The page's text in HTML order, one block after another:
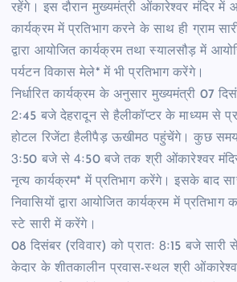
रहेंगे। इस दौरान मुख्यमंत्री ओंकारेश्वर मंदिर में
कार्यक्रम में प्रतिभाग करने के साथ ही ग्राम
द्वारा आयोजित कार्यक्रम तथा स्यालसौड़ में
पर्यटन विकास मेले* में भी प्रतिभाग करेंगे।
निर्धारित कार्यक्रम के अनुसार मुख्यमंत्री 07
2ः45 बजे देहरादून से हैलीकाॅप्टर के माध्यम से
होटल रिजेंटा हैलीपैड़ ऊखीमठ पहुंचेंगे। कुछ
3ः50 बजे से 4ः50 बजे तक श्री ओंकारेश्वर
नृत्य कार्यक्रम* में प्रतिभाग करेंगे। इसके बाद
निवासियों द्वारा आयोजित कार्यक्रम में प्रतिभाग
स्टे सारी में करेंगे।
08 दिसंबर (रविवार) को प्रातः 8ः15 बजे सारी
केदार के शीतकालीन प्रवास-स्थल श्री